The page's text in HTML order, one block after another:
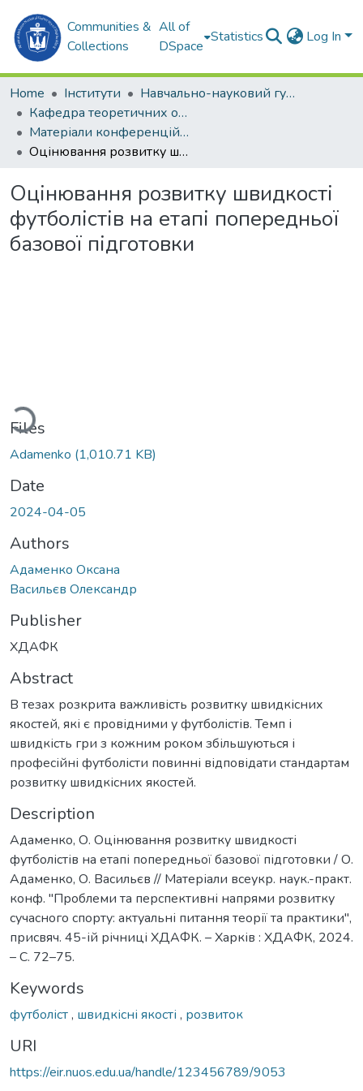
Communities &
Collections
All of
DSpace
Statistics Log In
Home Інститути
Навчально-науковий гуманітарний інститут (ННГІ)
Кафедра теоретичних основ олімпійського та професійного спорту (ТООтаПС)
Матеріали конференцій (ТООтаПС)
Оцінювання розвитку швидкості футболістів на етапі попередньої базової підготовки
Оцінювання розвитку швидкості
футболістів на етапі попередньої
базової підготовки
Files
Adamenko (1,010.71 KB)
Date
2024-04-05
Authors
Адаменко Оксана
Васильєв Олександр
Publisher
ХДАФК
Abstract
В тезах розкрита важливість розвитку швидкісних
якостей, які є провідними у футболістів. Темп і
швидкість гри з кожним роком збільшуються і
професійні футболісти повинні відповідати стандартам
розвитку швидкісних якостей.
Description
Адаменко, О. Оцінювання розвитку швидкості
футболістів на етапі попередньої базової підготовки / О.
Адаменко, О. Васильєв // Матеріали всеукр. наук.-практ.
конф. "Проблеми та перспективні напрями розвитку
сучасного спорту: актуальні питання теорії та практики",
присвяч. 45-ій річниці ХДАФК. – Харків : ХДАФК, 2024.
– С. 72–75.
Keywords
футболіст, швидкісні якості , розвиток
URI
https://eir.nuos.edu.ua/handle/123456789/9053